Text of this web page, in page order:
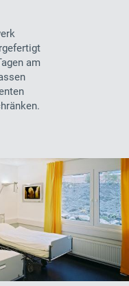
am